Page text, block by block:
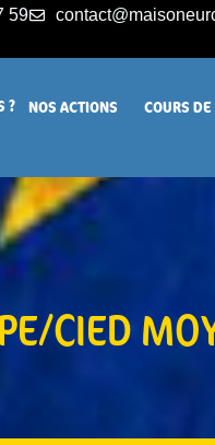
59
? NOS ACTIONS COURS
CIED